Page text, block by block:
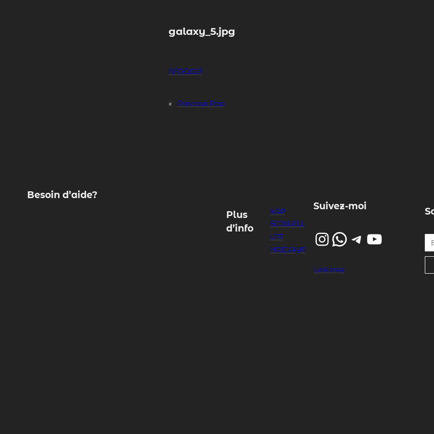
galaxy_5.jpg
11/10/2023
« Previous Post
Besoin d’aide?
Plus
d’info
KAP
BIOWELL
LNT
HRIDAYA
Suivez-moi
InstagramWhatsApp Telegram YouTube
Link.tree
Entrez votre email…